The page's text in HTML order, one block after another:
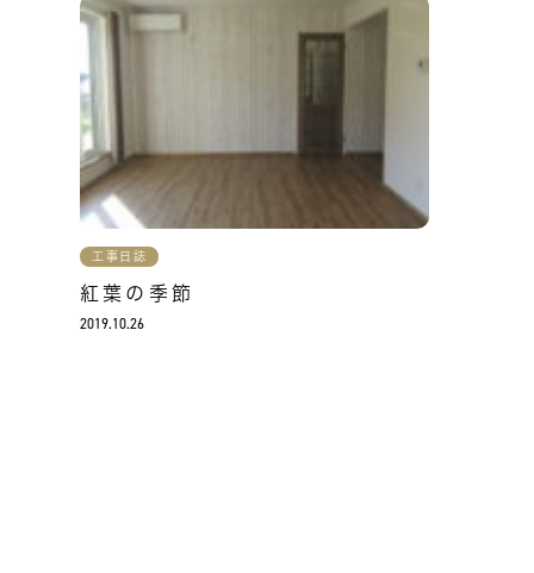
工事日誌
紅葉の季節
2019.10.26